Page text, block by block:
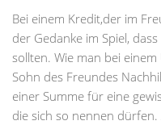
Bei einem Kredit,der im
der Gedanke im Spiel,
sollten. Wie man bei
Sohn des Freundes
einer Summe für eine
die sich so nennen